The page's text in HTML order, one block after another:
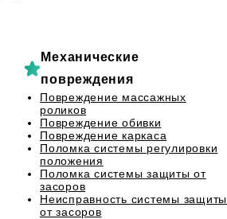
Механические
повреждения
Повреждение массажных
роликов
Повреждение обивки
Повреждение каркаса
Поломка системы регулировки
положения
Поломка системы защиты от
засоров
Неисправность системы защиты
от засоров